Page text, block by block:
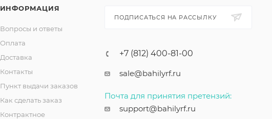
ИНФОРМАЦИЯ
Вопросы и ответы
Оплата
Доставка
Контакты
Пункт выдачи заказов
Как сделать заказ
Контрактное
ПОДПИСАТЬСЯ НА РАССЫЛКУ
+7 (812) 400-81-00
sale@bahilyrf.ru
Почта для принятия претензий:
support@bahilyrf.ru